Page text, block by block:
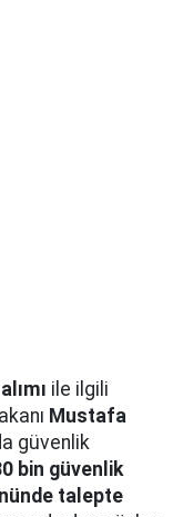
ile ilgili
Mustafa
güvenlik
bin güvenlik
talepte